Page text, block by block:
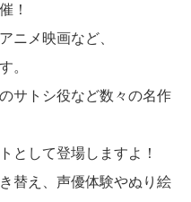
！
ニメ映画など、
。
サトシ役など数々の名作
として登場しますよ！
替え、声優体験やぬり絵